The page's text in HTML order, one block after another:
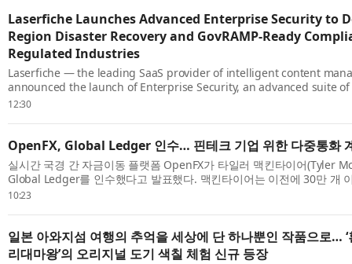
Laserfiche Launches Advanced Enterprise Security to
Region Disaster Recovery and GovRAMP-Ready
Regulated Industries
Laserfiche — the leading SaaS provider of intelligent content
announced the launch of Enterprise Security, an advanced suite
enhancements designed for organizations navigating ...
12:30
OpenFX, Global Ledger 인수… 핀테크 기업 위한 다중통화
실시간 국경 간 자금이동 플랫폼 OpenFX가 타일러 맥킨타이어(Tyler
Global Ledger를 인수했다고 발표했다. 맥킨타이어는 이전에 30만 개
보유하고 기업가치가 7억달러 이상으로 평...
10:23
일본 아와지섬 여행의 추억을 세상에 단 하나뿐인 작품으로… ‘
리대마왕’의 오리지널 도기 색칠 체험 신규 등장